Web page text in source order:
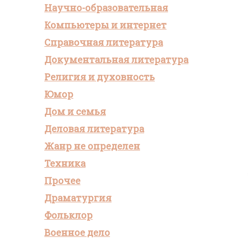
Научно-образовательная
Компьютеры и интернет
Справочная литература
Документальная литература
Религия и духовность
Юмор
Дом и семья
Деловая литература
Жанр не определен
Техника
Прочее
Драматургия
Фольклор
Военное дело